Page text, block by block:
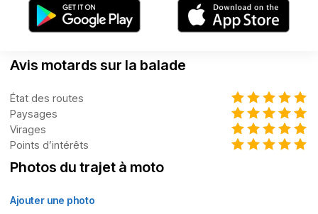
Avis motards sur la balade
État des routes
Paysages
Virages
Points d’intérêts
Photos du trajet à moto
Ajouter une photo